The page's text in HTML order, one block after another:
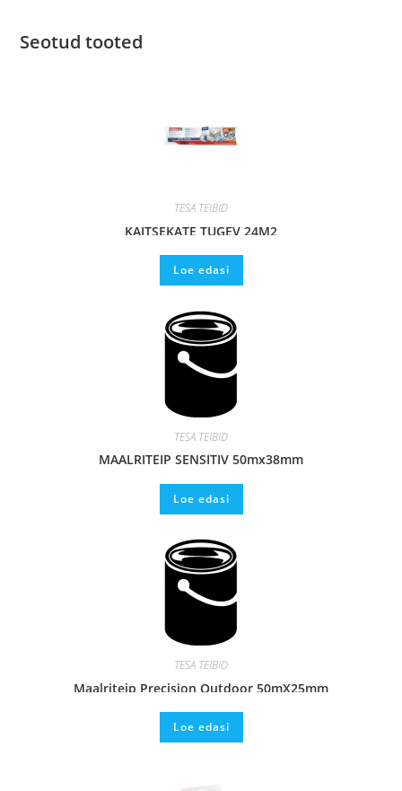
Seotud tooted
TESA TEIBID
KAITSEKATE TUGEV 24M2
Loe edasi
TESA TEIBID
MAALRITEIP SENSITIV 50mx38mm
Loe edasi
TESA TEIBID
Maalriteip Precision Outdoor 50mX25mm
Loe edasi